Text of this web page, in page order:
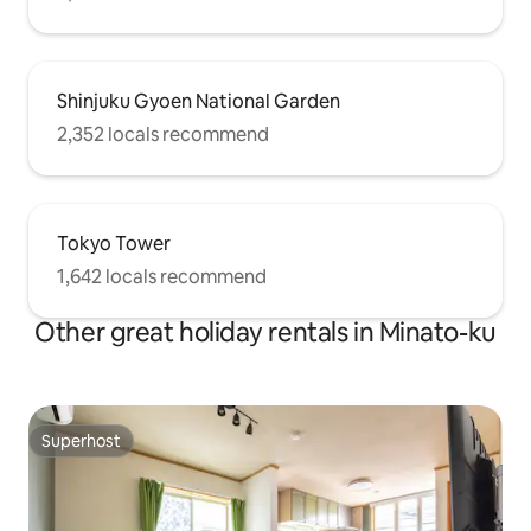
ます。 * すべての宿泊者は有効な身分証
けません。 * 近隣への迷惑行為や施設運
営に支障をきたす行為が確認された場
合、警察へ通報し、退室をお願いする場
合があります。 * 延泊をご希望の場合
口頭での約束は無効となり、後払いには
対応しておりません。 15泊以上ご宿泊の
お客様は、事前予約により滞在中1回の無
料清掃サービスをご利用いただけます。
Shinjuku Gyoen National Garden
2,352 locals recommend
Tokyo Tower
1,642 locals recommend
Other great holiday rentals in Minato-ku
Superhost
Superhost